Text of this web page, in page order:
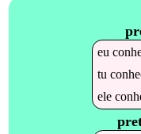
eu
tu
ele